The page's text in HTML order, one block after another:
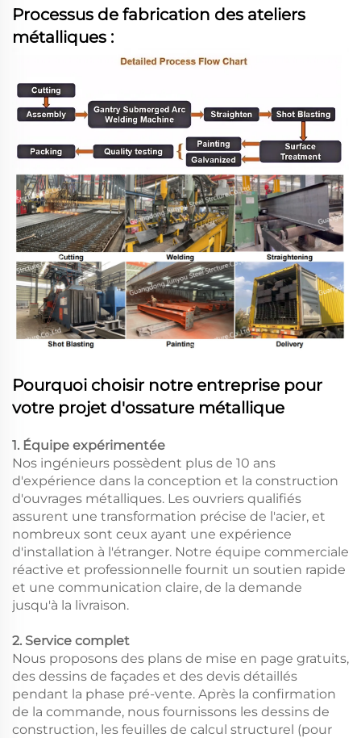
Processus de fabrication des ateliers
métalliques :
Pourquoi choisir notre entreprise pour
votre projet d'ossature métallique
1. Équipe expérimentée
Nos ingénieurs possèdent plus de 10 ans
d'expérience dans la conception et la construction
d'ouvrages métalliques. Les ouvriers qualifiés
assurent une transformation précise de l'acier, et
nombreux sont ceux ayant une expérience
d'installation à l'étranger. Notre équipe commerciale
réactive et professionnelle fournit un soutien rapide
et une communication claire, de la demande
jusqu'à la livraison.
2. Service complet
Nous proposons des plans de mise en page gratuits,
des dessins de façades et des devis détaillés
pendant la phase pré-vente. Après la confirmation
de la commande, nous fournissons les dessins de
construction, les feuilles de calcul structurel (pour